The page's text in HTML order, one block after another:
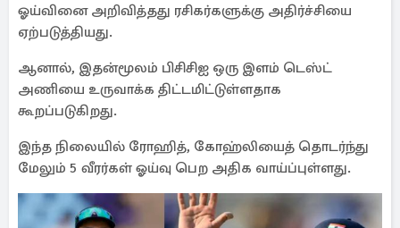
ஓய்வினை அறிவித்தது ரசிகர்களுக்கு அதிர்ச்சியை
ஏற்படுத்தியது.
ஆனால், இதன்மூலம் பிசிசிஐ ஒரு இளம் டெஸ்ட்
அணியை உருவாக்க திட்டமிட்டுள்ளதாக
கூறப்படுகிறது.
இந்த நிலையில் ரோஹித், கோஹ்லியைத் தொடர்ந்து
மேலும் 5 வீரர்கள் ஓய்வு பெற அதிக வாய்ப்புள்ளது.